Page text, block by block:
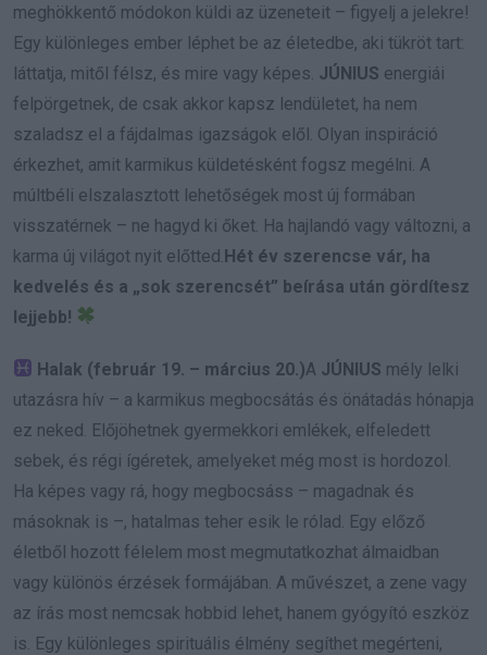
meghökkentő módokon küldi az üzeneteit – figyelj a jelekre!
Egy különleges ember léphet be az életedbe, aki tükröt tart:
láttatja, mitől félsz, és mire vagy képes. JÚNIUS energiái
felpörgetnek, de csak akkor kapsz lendületet, ha nem
szaladsz el a fájdalmas igazságok elől. Olyan inspiráció
érkezhet, amit karmikus küldetésként fogsz megélni. A
múltbéli elszalasztott lehetőségek most új formában
visszatérnek – ne hagyd ki őket. Ha hajlandó vagy változni, a
karma új világot nyit előtted. Hét év szerencse vár, ha
kedvelés és a „sok szerencsét” beírása után gördítesz
lejjebb!
Halak (február 19. – március 20.)A JÚNIUS mély lelki
utazásra hív – a karmikus megbocsátás és önátadás hónapja
ez neked. Előjöhetnek gyermekkori emlékek, elfeledett
sebek, és régi ígéretek, amelyeket még most is hordozol.
Ha képes vagy rá, hogy megbocsáss – magadnak és
másoknak is –, hatalmas teher esik le rólad. Egy előző
életből hozott félelem most megmutatkozhat álmaidban
vagy különös érzések formájában. A művészet, a zene vagy
az írás most nemcsak hobbid lehet, hanem gyógyító eszköz
is. Egy különleges spirituális élmény segíthet megérteni,